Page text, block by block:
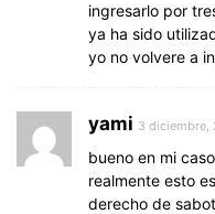
ingresarlo por
ya ha sido
yo no volvere a
yami 3 diciembre,
bueno en mi
realmente esto
derecho de